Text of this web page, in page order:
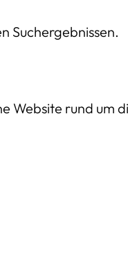
Suchergebnissen.
Website rund um